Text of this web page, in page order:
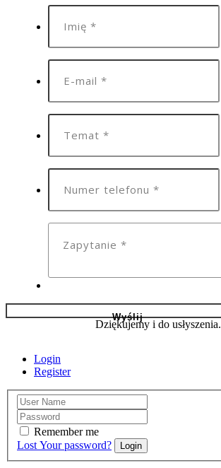
Dziękujemy i do usłyszenia.
Login
Register
Remember me
Lost Your password?
Login